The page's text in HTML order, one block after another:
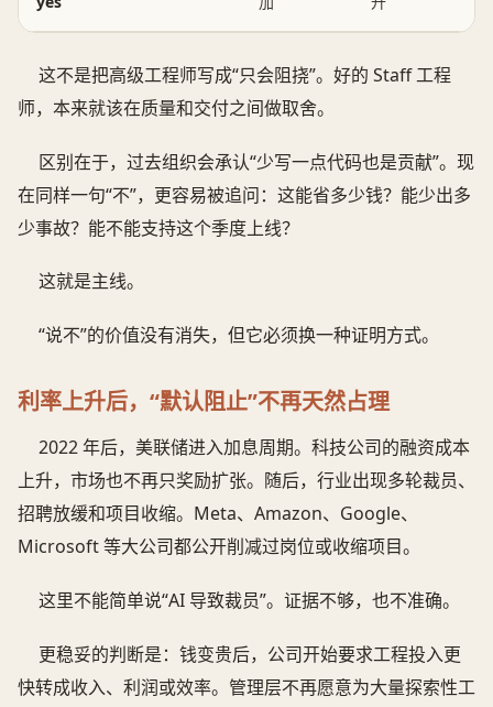
这不是把高级工程师写成“只会阻挠”。好的 Staff 工程
师，本来就该在质量和交付之间做取舍。
区别在于，过去组织会承认“少写一点代码也是贡献”。现
在同样一句“不”，更容易被追问：这能省多少钱？能少出多
少事故？能不能支持这个季度上线？
这就是主线。
“说不”的价值没有消失，但它必须换一种证明方式。
利率上升后，“默认阻止”不再天然占理
2022 年后，美联储进入加息周期。科技公司的融资成本
上升，市场也不再只奖励扩张。随后，行业出现多轮裁员、
招聘放缓和项目收缩。Meta、Amazon、Google、
Microsoft 等大公司都公开削减过岗位或收缩项目。
这里不能简单说“AI 导致裁员”。证据不够，也不准确。
更稳妥的判断是：钱变贵后，公司开始要求工程投入更
快转成收入、利润或效率。管理层不再愿意为大量探索性工